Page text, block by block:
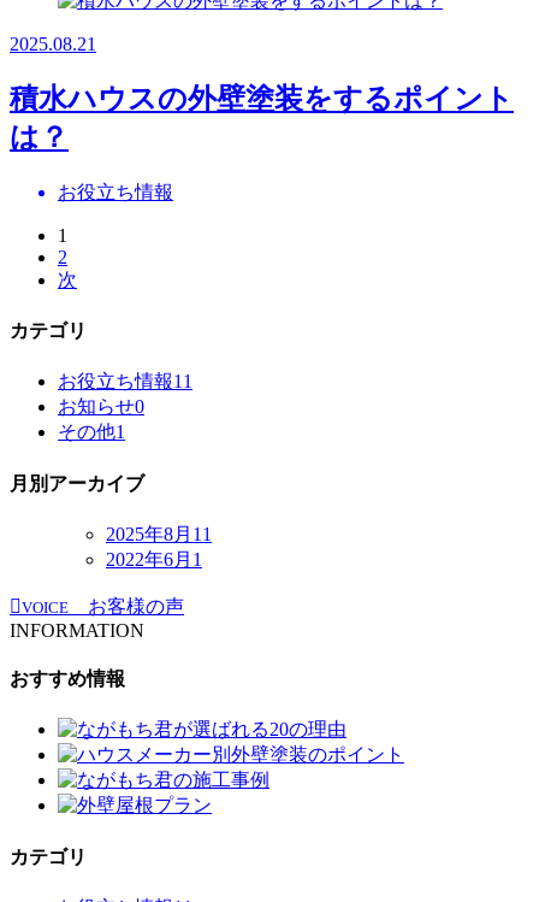
2025.08.21
積水ハウスの外壁塗装をするポイント
は？
お役立ち情報
1
2
次
カテゴリ
お役立ち情報11
お知らせ0
その他1
月別アーカイブ
2025年8月 11
2022年6月 1
VOICE
お客様の声
INFORMATION
おすすめ情報
カテゴリ